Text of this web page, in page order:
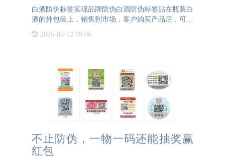
白酒防伪标签实现品牌防伪白酒防伪标签贴在瓶装白
酒的外包装上，销售到市场，客户购买产品后，可以
伪劣产品，保护消费者合法权益，维护企业品牌的利
2026-06-12 09:06
不止防伪，一物一码还能抽奖赢
红包